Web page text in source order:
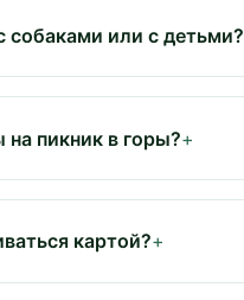
собаками или с детьми?
на пикник в горы?
картой?